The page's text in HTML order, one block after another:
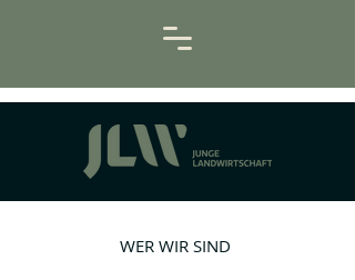
WER WIR SIND